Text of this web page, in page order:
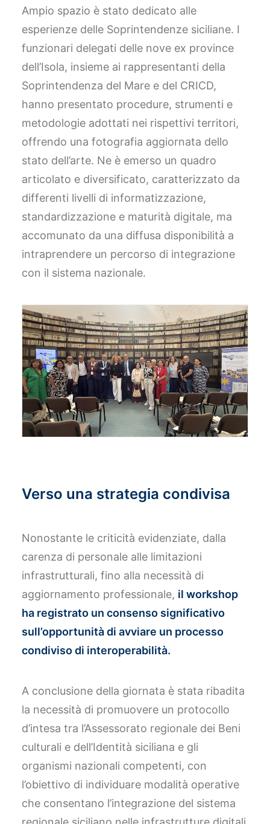
Ampio spazio è stato dedicato alle
esperienze delle Soprintendenze siciliane. I
funzionari delegati delle nove ex province
dell’Isola, insieme ai rappresentanti della
Soprintendenza del Mare e del CRICD,
hanno presentato procedure, strumenti e
metodologie adottati nei rispettivi territori,
offrendo una fotografia aggiornata dello
stato dell’arte. Ne è emerso un quadro
articolato e diversificato, caratterizzato da
differenti livelli di informatizzazione,
standardizzazione e maturità digitale, ma
accomunato da una diffusa disponibilità a
intraprendere un percorso di integrazione
con il sistema nazionale.
Verso una strategia condivisa
Nonostante le criticità evidenziate, dalla
carenza di personale alle limitazioni
infrastrutturali, fino alla necessità di
aggiornamento professionale, il workshop
ha registrato un consenso significativo
sull’opportunità di avviare un processo
condiviso di interoperabilità.
A conclusione della giornata è stata ribadita
la necessità di promuovere un protocollo
d’intesa tra l’Assessorato regionale dei Beni
culturali e dell’Identità siciliana e gli
organismi nazionali competenti, con
l’obiettivo di individuare modalità operative
che consentano l’integrazione del sistema